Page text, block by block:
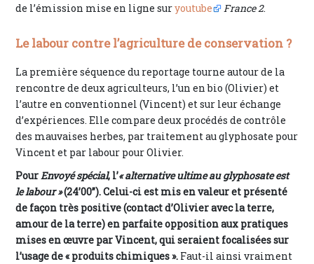
de l’émission mise en ligne suryoutube France 2.
Le labour contre l’agriculture de conservation ?
La première séquence du reportage tourne autour de la
rencontre de deux agriculteurs, l’un en bio (Olivier) et
l’autre en conventionnel (Vincent) et sur leur échange
d’expériences. Elle compare deux procédés de contrôle
des mauvaises herbes, par traitement au glyphosate pour
Vincent et par labour pour Olivier.
Pour Envoyé spécial, l’« alternative ultime au glyphosate est
le labour »(24’00”). Celui-ci est mis en valeur et présenté
de façon très positive (contact d’Olivier avec la terre,
amour de la terre) en parfaite opposition aux pratiques
mises en œuvre par Vincent, qui seraient focalisées sur
l’usage de « produits chimiques ». Faut-il ainsi vraiment